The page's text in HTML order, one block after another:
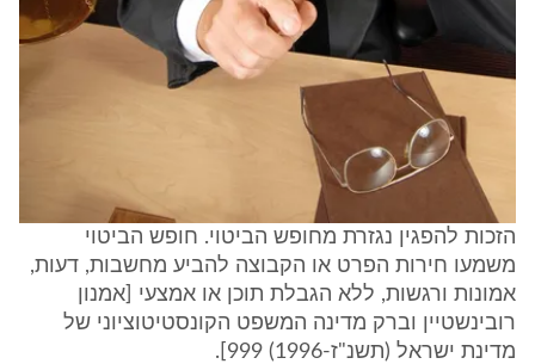
הזכות להפגין נגזרת מחופש הביטוי. חופש הביטוי
משמעו חירות הפרט או הקבוצה להביע מחשבות, דעות,
אמונות ורגשות, ללא הגבלת תוכן או אמצעי [אמנון
רובינשטיין וברק מדינה המשפט הקונסטיטוציוני של
מדינת ישראל (תשנ"ז-1996) 999].